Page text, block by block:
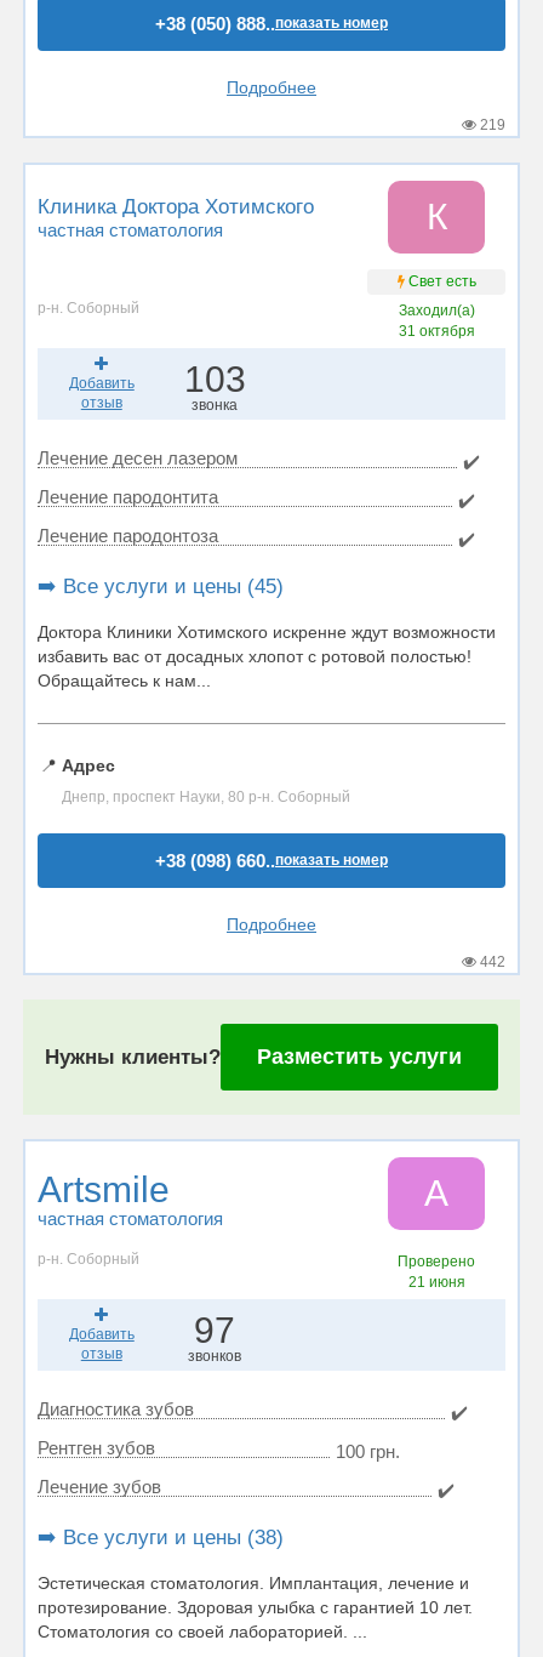
+38 (050) 888..показать номер
Подробнее
219
Клиника Доктора Хотимского
частная стоматология К
Свет есть
р-н. Соборный
Заходил(а)
31 октября
Добавить
отзыв
103
звонка
Лечение десен лазером
✔️
Лечение пародонтита
✔️
Лечение пародонтоза
✔️
➡️ Все услуги и цены (45)
Доктора Клиники Хотимского искренне ждут возможности
избавить вас от досадных хлопот с ротовой полостью!
Обращайтесь к нам...
📍 Адрес
Днепр, проспект Науки, 80 р-н. Соборный
+38 (098) 660..показать номер
Подробнее
442
Нужны клиенты? Разместить услуги
Artsmile
частная стоматология
A
р-н. Соборный
Проверено
21 июня
Добавить
отзыв
97
звонков
Диагностика зубов
✔️
Рентген зубов
100 грн.
Лечение зубов
✔️
➡️ Все услуги и цены (38)
Эстетическая стоматология. Имплантация, лечение и
протезирование. Здоровая улыбка с гарантией 10 лет.
Стоматология со своей лабораторией. ...